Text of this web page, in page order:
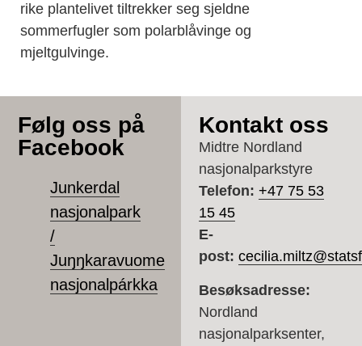
rike plantelivet tiltrekker seg sjeldne
sommerfugler som polarblåvinge og
mjeltgulvinge.
Følg oss på
Facebook
Junkerdal
nasjonalpark
/
Juŋŋkaravuome
nasjonalpárkka
Kontakt oss
Midtre Nordland
nasjonalparkstyre
Telefon: +47 75 53
15 45
E-
post:
Besøksadresse:
Nordland
nasjonalparksenter,